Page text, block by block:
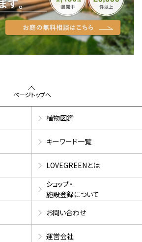
ページトップへ
植物図鑑
キーワード一覧
LOVEGREENとは
ショップ・
施設登録について
お問い合わせ
運営会社